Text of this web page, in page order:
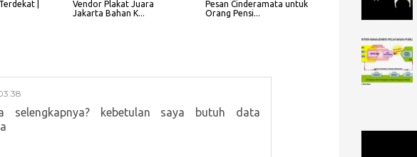
|
Vendor Plakat Juara
Jakarta Bahan K...
Pesan Cinderamata untuk
Orang Pensi...
selengkapnya? kebetulan saya butuh data